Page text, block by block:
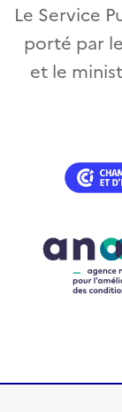
Le Service
porté par
et le